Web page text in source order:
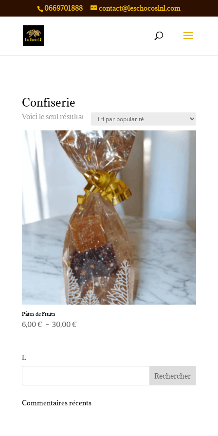
0669701888 contact@leschocoslnl.com
Confiserie
Voici le seul résultat
Pâtes de Fruits
6,00€ – 30,00€Plage
à
L
Commentaires récents